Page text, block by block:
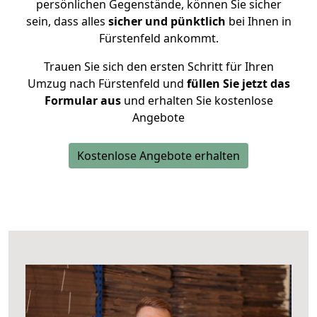
persönlichen Gegenstände, können Sie sicher
sein, dass alles sicher und pünktlich bei Ihnen in
Fürstenfeld ankommt.
Trauen Sie sich den ersten Schritt für Ihren
Umzug nach Fürstenfeld und füllen Sie jetzt das
Formular ausund erhalten Sie kostenlose
Angebote
Kostenlose Angebote erhalten